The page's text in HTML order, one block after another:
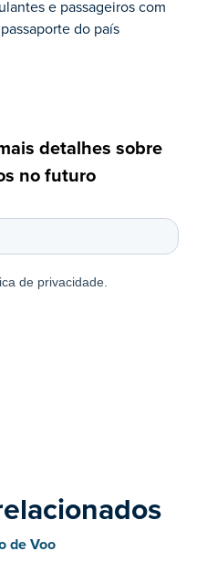
detalhes sobre
no futuro
e passageiros com
do país
de Voo